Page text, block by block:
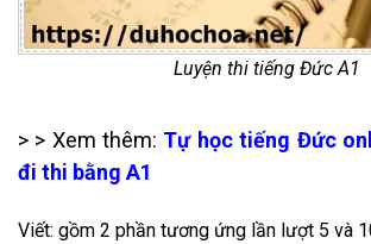
Luyện thi tiếng Đức A1​
> > Xem thêm: Tự học tiếng Đức
đi thi bằng A1
Viết: gồm 2 phần tương ứng lần lượt 5 và